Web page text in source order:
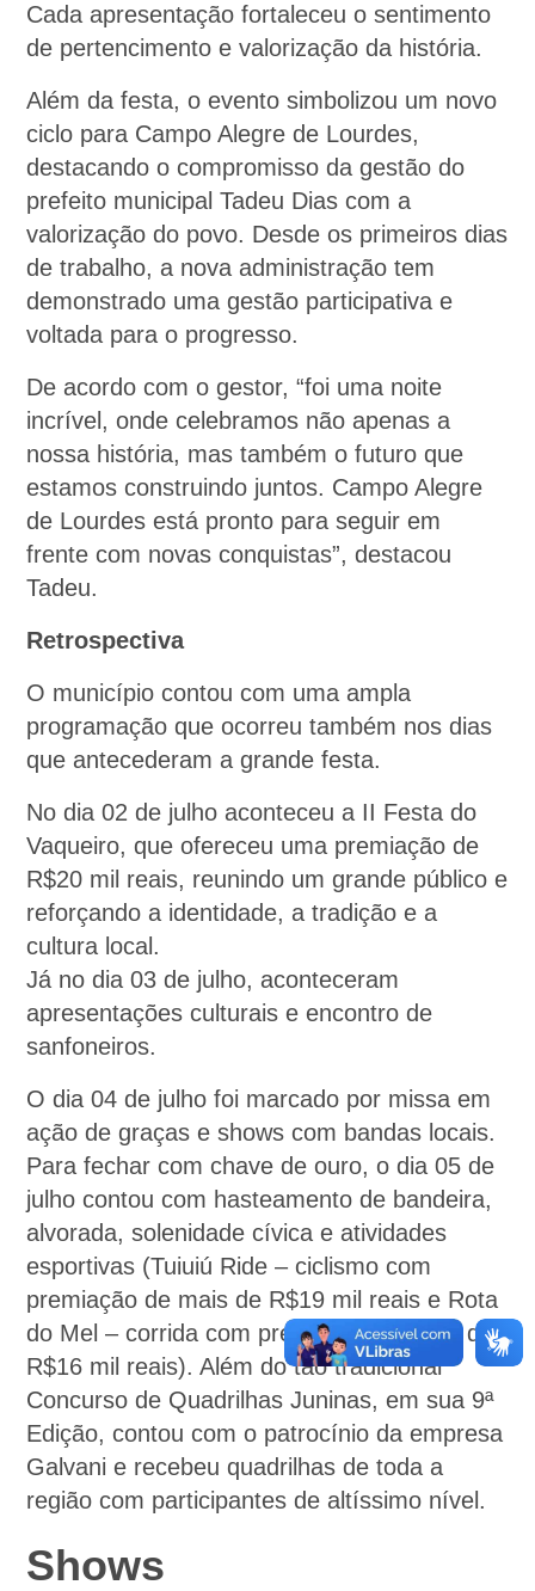
Cada apresentação fortaleceu o sentimento
de pertencimento e valorização da história.
Além da festa, o evento simbolizou um novo
ciclo para Campo Alegre de Lourdes,
destacando o compromisso da gestão do
prefeito municipal Tadeu Dias com a
valorização do povo. Desde os primeiros dias
de trabalho, a nova administração tem
demonstrado uma gestão participativa e
voltada para o progresso.
De acordo com o gestor, “foi uma noite
incrível, onde celebramos não apenas a
nossa história, mas também o futuro que
estamos construindo juntos. Campo Alegre
de Lourdes está pronto para seguir em
frente com novas conquistas”, destacou
Tadeu.
Retrospectiva
O município contou com uma ampla
programação que ocorreu também nos dias
que antecederam a grande festa.
No dia 02 de julho aconteceu a II Festa do
Vaqueiro, que ofereceu uma premiação de
R$20 mil reais, reunindo um grande público e
reforçando a identidade, a tradição e a
cultura local.
Já no dia 03 de julho, aconteceram
apresentações culturais e encontro de
sanfoneiros.
O dia 04 de julho foi marcado por missa em
ação de graças e shows com bandas locais.
Para fechar com chave de ouro, o dia 05 de
julho contou com hasteamento de bandeira,
alvorada, solenidade cívica e atividades
esportivas (Tuiuiú Ride – ciclismo com
premiação de mais de R$19 mil reais e Rota
do Mel – corrida com premiação de mais de
R$16 mil reais). Além do tão tradicional
Concurso de Quadrilhas Juninas, em sua 9ª
Edição, contou com o patrocínio da empresa
Galvani e recebeu quadrilhas de toda a
região com participantes de altíssimo nível.
Shows